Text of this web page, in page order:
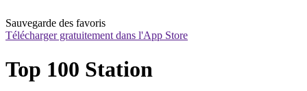
Sauvegarde des favoris
Télécharger gratuitement dans l'App Store
Top 100 Station